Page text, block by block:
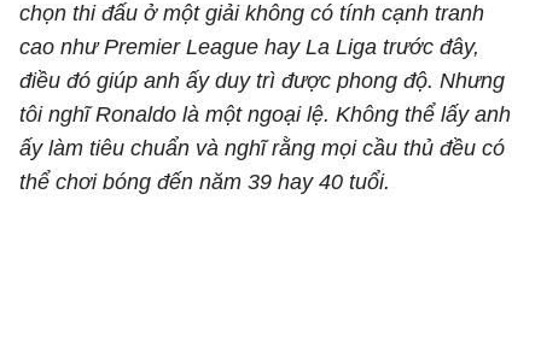
chọn thi đấu ở một giải không có tính cạnh tranh
cao như Premier League hay La Liga trước đây,
điều đó giúp anh ấy duy trì được phong độ. Nhưng
tôi nghĩ Ronaldo là một ngoại lệ. Không thể lấy anh
ấy làm tiêu chuẩn và nghĩ rằng mọi cầu thủ đều có
thể chơi bóng đến năm 39 hay 40 tuổi.